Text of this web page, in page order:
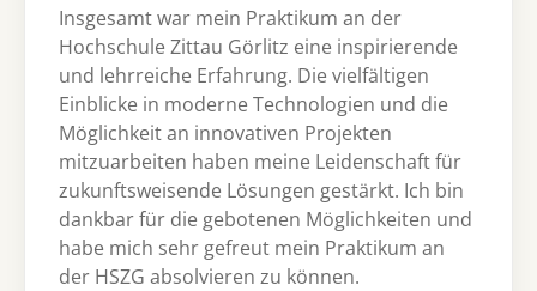
Insgesamt war mein Praktikum an der
Hochschule Zittau Görlitz eine inspirierende
und lehrreiche Erfahrung. Die vielfältigen
Einblicke in moderne Technologien und die
Möglichkeit an innovativen Projekten
mitzuarbeiten haben meine Leidenschaft für
zukunftsweisende Lösungen gestärkt. Ich bin
dankbar für die gebotenen Möglichkeiten und
habe mich sehr gefreut mein Praktikum an
der HSZG absolvieren zu können.